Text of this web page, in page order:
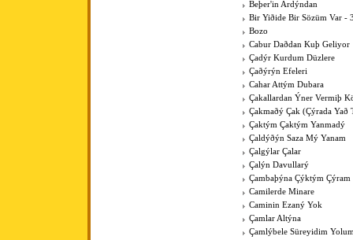
Beþer'in Ardýndan
Bir Yiðide Bir Sözüm Var -
Bozo
Cabur Daðdan Kuþ Geliyor
Çadýr Kurdum Düzlere
Çaðýrýn Efeleri
Cahar Attým Dubara
Çakallardan Ýner Vermiþ
Çakmaðý Çak (Çýrada Yað
Çaktým Çaktým Yanmadý
Çaldýðýn Saza Mý Yanam
Çalgýlar Çalar
Çalýn Davullarý
Çambaþýna Çýktým Çýram
Camilerde Minare
Caminin Ezaný Yok
Çamlar Altýna
Çamlýbele Süreyidim